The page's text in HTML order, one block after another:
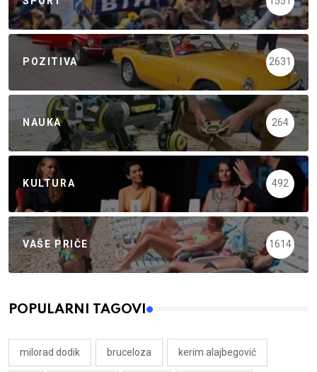
POZITIVA 2631
NAUKA 264
KULTURA 492
VAŠE PRIČE 1614
POPULARNI TAGOVI
milorad dodik bruceloza kerim alajbegović